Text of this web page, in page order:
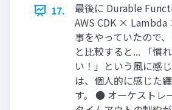
17.
最後に Durable
AWS CDK × Lambda
事をやっていたので
と比較すると... 「慣
い！」という風に感
は、個人的に感じた
す。 ● オーケストレ